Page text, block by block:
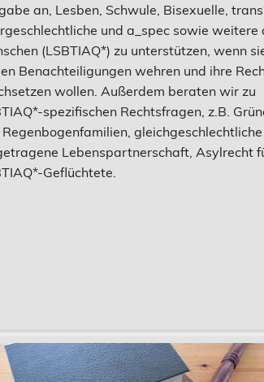
an, Lesben, Schwule, Bisexuelle,
und a_spec sowie weitere
(LSBTIAQ*) zu unterstützen, wenn
Benachteiligungen wehren und ihre
wollen. Außerdem beraten wir zu
spezifischen Rechtsfragen, z.B.
gleichgeschlechtliche
Lebenspartnerschaft, Asylrecht
Geflüchtete.